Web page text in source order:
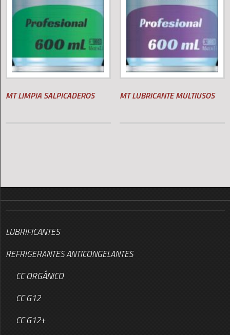
MT LIMPIA SALPICADEROS MT LUBRICANTE MULTIUSOS
LUBRIFICANTES
REFRIGERANTES ANTICONGELANTES
CC ORGÂNICO
CC G12
CC G12+